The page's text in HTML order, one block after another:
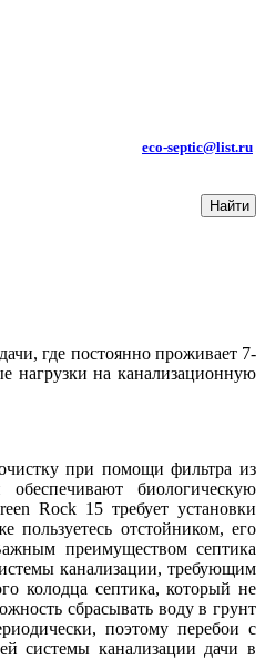
eco-septic@list.ru
где постоянно проживает 7-
нагрузки на канализационную
при помощи фильтра из
биологическую
Rock 15 требует установки
отстойником, его
преимуществом септика
канализации, требующим
колодца септика, который не
сбрасывать воду в грунт
поэтому перебои с
системы канализации дачи в